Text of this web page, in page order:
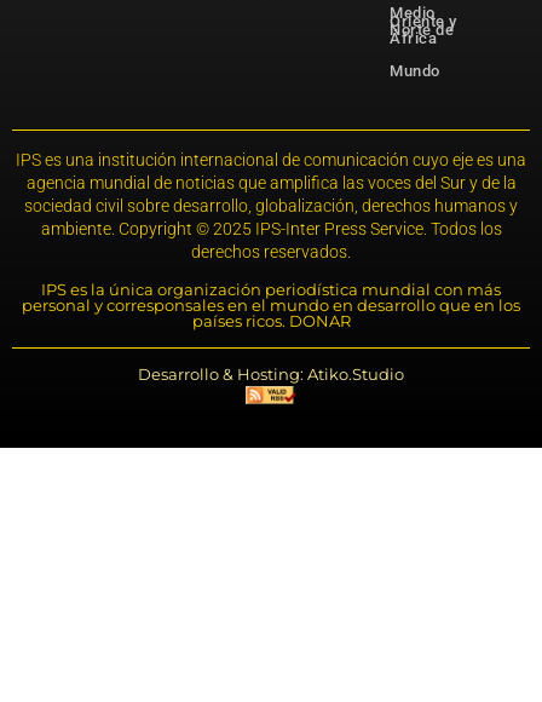
Medio
Oriente y
Norte de
África
Mundo
IPS es una institución internacional de comunicación cuyo eje es una
agencia mundial de noticias que amplifica las voces del Sur y de la
sociedad civil sobre desarrollo, globalización, derechos humanos y
ambiente. Copyright © 2025 IPS-Inter Press Service. Todos los
derechos reservados.
IPS es la única organización periodística mundial con más
personal y corresponsales en el mundo en desarrollo que en los
países ricos. DONAR
Desarrollo & Hosting: Atiko.Studio